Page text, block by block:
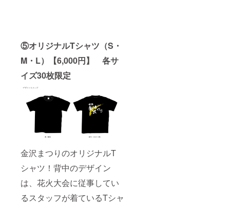
⑤オリジナルTシャツ（S・
M・L）【6,000円】 各サ
イズ30枚限定
金沢まつりのオリジナルT
シャツ！背中のデザイン
は、花火大会に従事してい
るスタッフが着ているTシャ